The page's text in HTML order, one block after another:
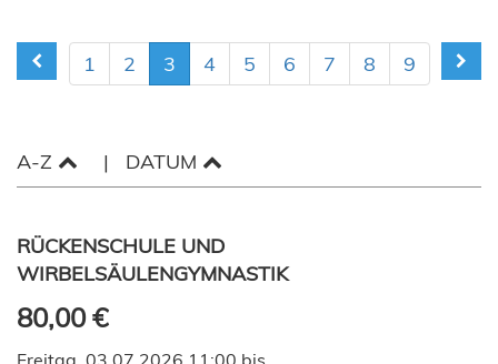
1 2 3 4 5 6 7 8 9
A-Z DATUM
RÜCKENSCHULE UND
WIRBELSÄULENGYMNASTIK
80,00 €
Freitag, 03.07.2026 11:00 bis